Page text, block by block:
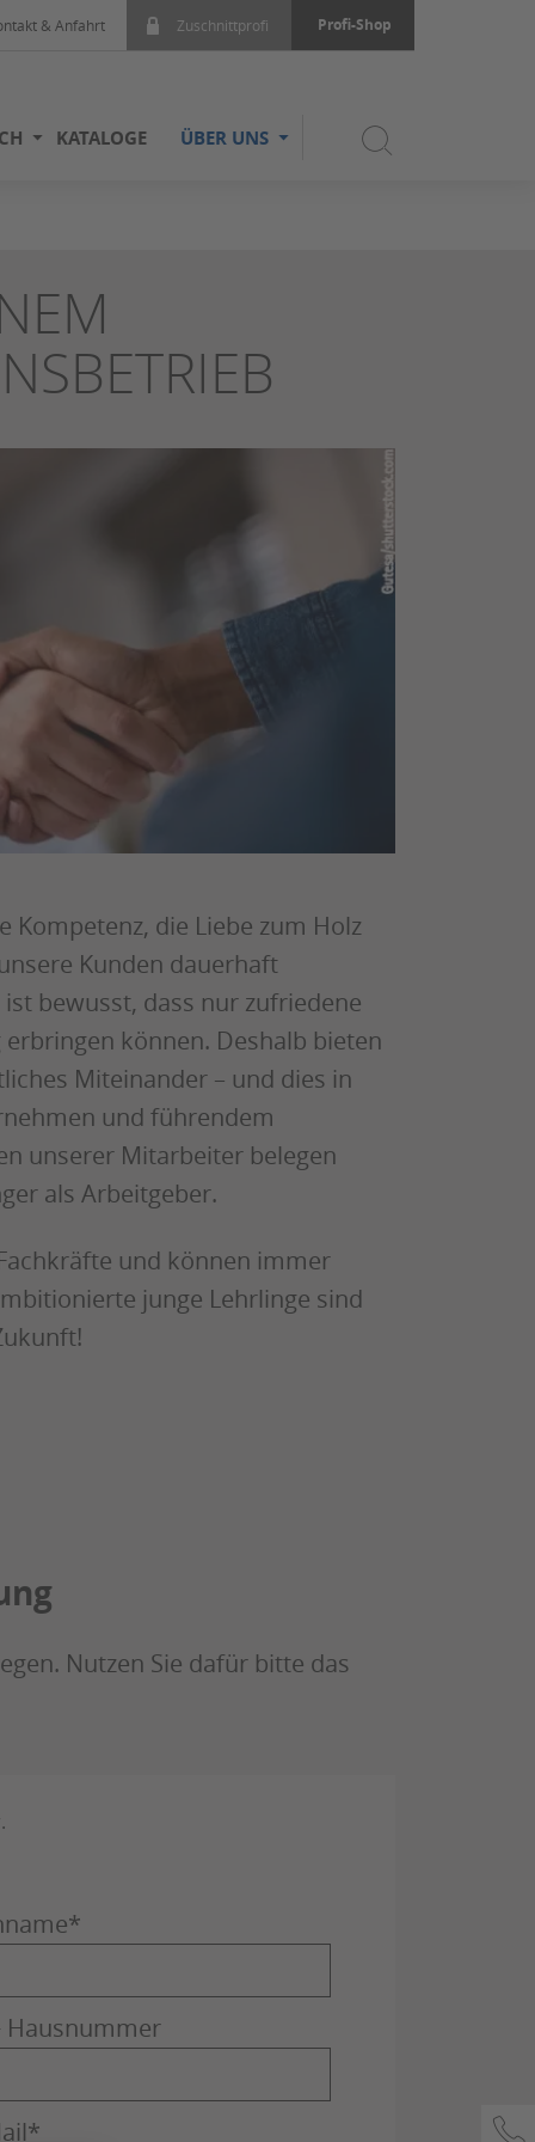
& Anfahrt Zuschnittprofi Profi-Shop
KATALOGE ÜBER UNS
Kompetenz, die Liebe zum Holz
Kunden dauerhaft
bewusst, dass nur zufriedene
können. Deshalb bieten
Miteinander – und dies in
und führendem
unserer Mitarbeiter belegen
als Arbeitgeber.
und können immer
junge Lehrlinge sind
Nutzen Sie dafür bitte das
*
Hausnummer
*